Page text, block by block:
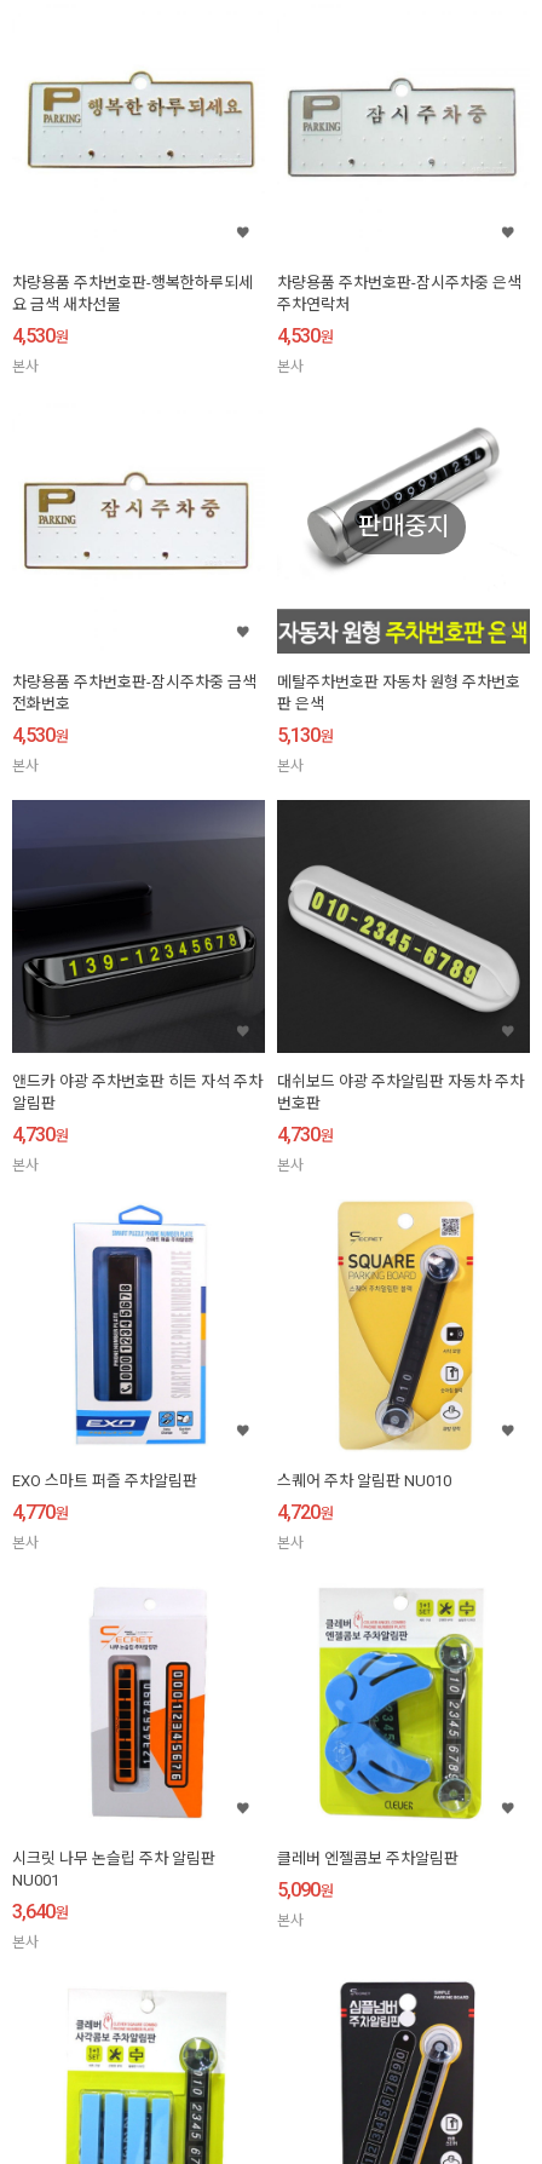
차량용품 주차번호판-행복한하루되세
요 금색 새차선물
4,530원
본사
차량용품 주차번호판-잠시주차중 은색
주차연락처
4,530원
본사
차량용품 주차번호판-잠시주차중 금색
전화번호
4,530원
본사
판매중지
메탈주차번호판 자동차 원형 주차번호
판 은색
5,130원
본사
앤드카 야광 주차번호판 히든 자석 주차
알림판
4,730원
본사
대쉬보드 야광 주차알림판 자동차 주차
번호판
4,730원
본사
EXO 스마트 퍼즐 주차알림판
4,770원
본사
스퀘어 주차 알림판 NU010
4,720원
본사
시크릿 나무 논슬립 주차 알림판
NU001
3,640원
본사
클레버 엔젤콤보 주차알림판
5,090원
본사